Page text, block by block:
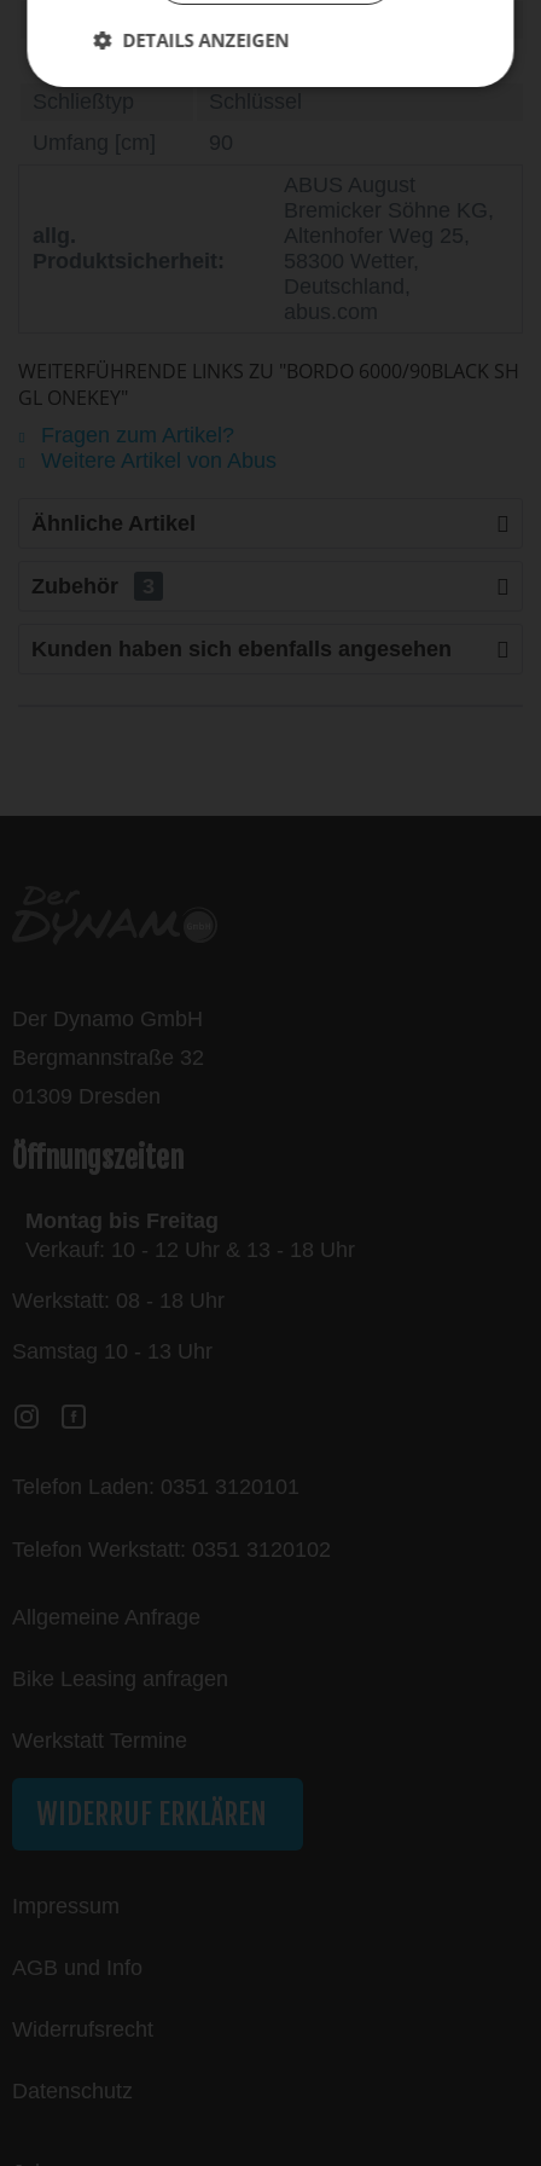
Schließtyp
Schlüssel
Umfang [cm]
90
allg.
Produktsicherheit:
ABUS August
Bremicker Söhne KG,
Altenhofer Weg 25,
58300 Wetter,
Deutschland,
abus.com
WEITERFÜHRENDE LINKS ZU "BORDO 6000/90BLACK SH
GL ONEKEY"
Fragen zum Artikel?
Weitere Artikel von Abus
Ähnliche Artikel
Zubehör 3
Kunden haben sich ebenfalls angesehen
Der Dynamo GmbH
Bergmannstraße 32
01309 Dresden
Öffnungszeiten
Montag bis Freitag
Verkauf: 10 - 12 Uhr & 13 - 18 Uhr
Werkstatt: 08 - 18 Uhr
Samstag 10 - 13 Uhr
Telefon Laden: 0351 3120101
Telefon Werkstatt: 0351 3120102
Allgemeine Anfrage
Bike Leasing anfragen
Werkstatt Termine
WIDERRUF ERKLÄREN
Impressum
AGB und Info
Widerrufsrecht
Datenschutz
DETAILS ANZEIGEN